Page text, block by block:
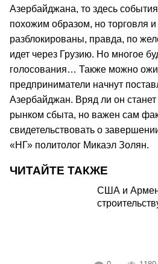
Азербайджана, то здесь
похожим образом, но торговля и
разблокированы, правда, по
идет через Грузию. Но многое
голосования… Также можно
предприниматели начнут
Азербайджан. Вряд ли он
рынком сбыта, но важен сам
свидетельствовать о
«НГ» политолог Микаэл Золян.
ЧИТАЙТЕ ТАКЖЕ
США и